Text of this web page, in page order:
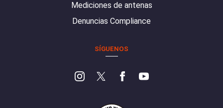
Mediciones de antenas
Denuncias Compliance
SÍGUENOS